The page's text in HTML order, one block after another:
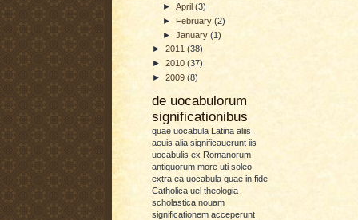
►April(3)
►February(2)
►January(1)
► 2011 (38)
► 2010 (37)
► 2009 (8)
de uocabulorum
significationibus
quae uocabula Latina aliis
aeuis alia significauerunt iis
uocabulis ex Romanorum
antiquorum more uti soleo
extra ea uocabula quae in fide
Catholica uel theologia
scholastica nouam
significationem acceperunt